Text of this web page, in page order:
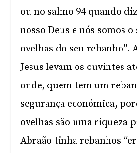
ou no salmo 94 quando
nosso Deus e nós somos o
ovelhas do seu rebanho”.
Jesus levam os ouvintes
onde, quem tem um
segurança económica,
ovelhas são uma riqueza
Abraão tinha rebanhos